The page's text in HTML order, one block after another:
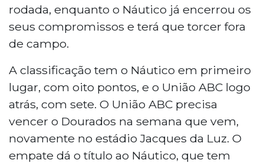
rodada, enquanto o Náutico já encerrou os
seus compromissos e terá que torcer fora
de campo.
A classificação tem o Náutico em primeiro
lugar, com oito pontos, e o União ABC logo
atrás, com sete. O União ABC precisa
vencer o Dourados na semana que vem,
novamente no estádio Jacques da Luz. O
empate dá o título ao Náutico, que tem